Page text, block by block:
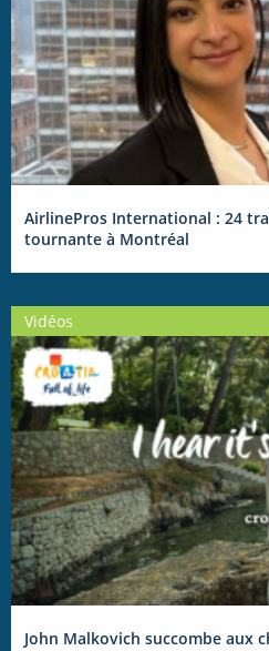
AirlinePros International : 24
tournante à Montréal
Vidéos
John Malkovich succombe aux